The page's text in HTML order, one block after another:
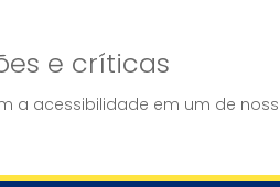
e críticas
a acessibilidade em um de